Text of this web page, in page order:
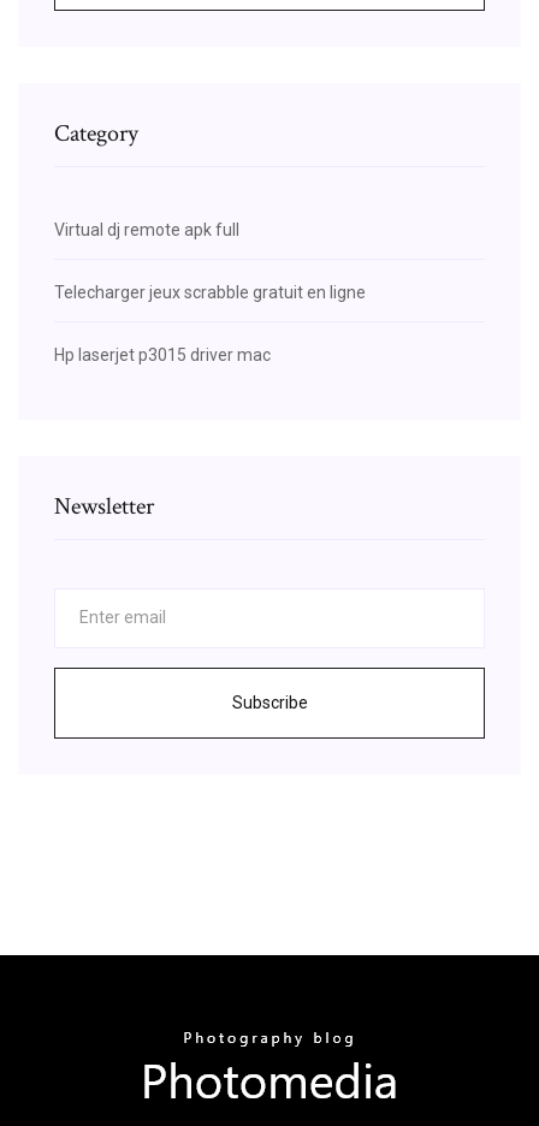
Category
Virtual dj remote apk full
Telecharger jeux scrabble gratuit en ligne
Hp laserjet p3015 driver mac
Newsletter
Subscribe